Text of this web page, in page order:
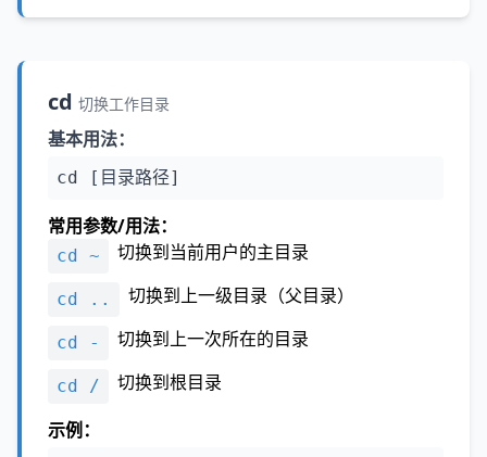
cd 切换工作目录
基本用法：
cd [目录路径]
常用参数/用法：
cd ~ 切换到当前用户的主目录
cd .. 切换到上一级目录（父目录）
cd - 切换到上一次所在的目录
cd /
切换到根目录
示例：